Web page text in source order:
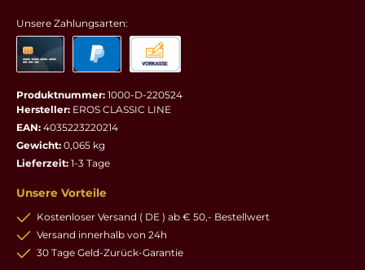
Unsere Zahlungsarten:
Produktnummer: 1000-D-220524
Hersteller: EROS CLASSIC LINE
EAN: 4035223220214
Gewicht: 0,065 kg
Lieferzeit: 1-3 Tage
Unsere Vorteile
Kostenloser Versand ( DE ) ab € 50,- Bestellwert
Versand innerhalb von 24h
30 Tage Geld-Zurück-Garantie